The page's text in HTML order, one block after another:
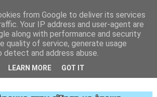
from Google to deliver its services
Your IP address and user-agent are
along with performance and security
quality of service, generate usage
and address abuse.
LEARN MORE GOT IT